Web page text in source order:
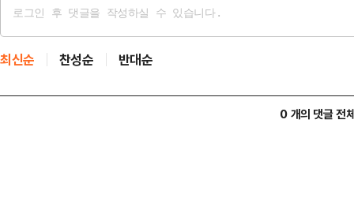
최신순 찬성순 반대순
0 개의 댓글 전